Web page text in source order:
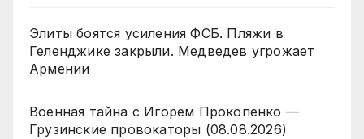
Элиты боятся усиления ФСБ. Пляжи в
Геленджике закрыли. Медведев угрожает
Армении
Военная тайна с Игорем Прокопенко —
Грузинские провокаторы (08.08.2026)